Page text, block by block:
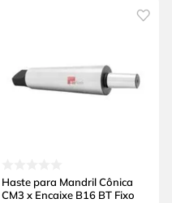
Haste para Mandril Cônica
CM3 x Encaixe B16 BT Fixo